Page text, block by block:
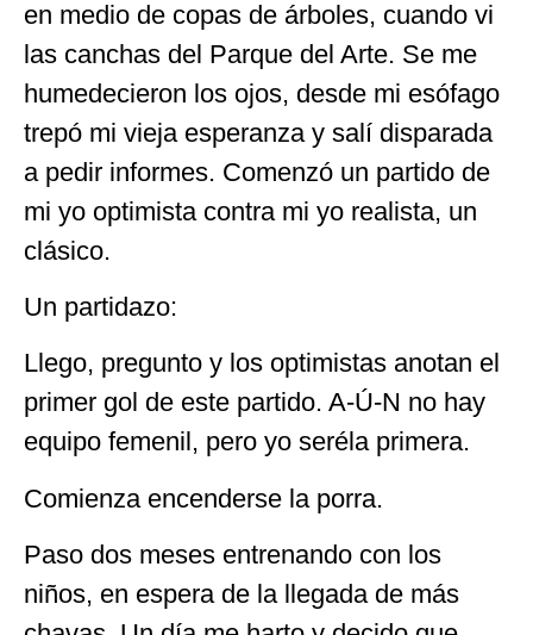
en medio de copas de árboles, cuando vi
las canchas del Parque del Arte. Se me
humedecieron los ojos, desde mi esófago
trepó mi vieja esperanza y salí disparada
a pedir informes. Comenzó un partido de
mi yo optimista contra mi yo realista, un
clásico.
Un partidazo:
Llego, pregunto y los optimistas anotan el
primer gol de este partido. A-Ú-N no hay
equipo femenil, pero yo seréla primera.
Comienza encenderse la porra.
Paso dos meses entrenando con los
niños, en espera de la llegada de más